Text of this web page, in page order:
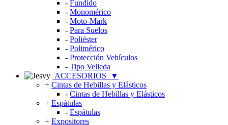
- Fundido
- Monomérico
- Moto-Mark
- Para Suelos
- Poliéster
- Polimérico
- Protección Vehículos
- Tipo Velleda
ACCESORIOS
▼
+ Cintas de Hebillas y Elásticos
- Cintas de Hebillas y Elásticos
+ Espátulas
- Espátulas
+ Expositores